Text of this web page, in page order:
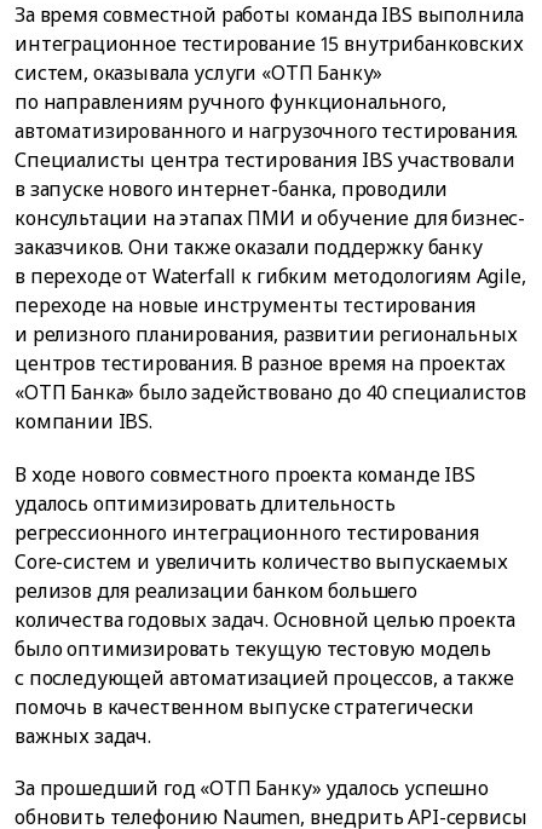
За время совместной работы команда IBS выполнила
интеграционное тестирование 15 внутрибанковских
систем, оказывала услуги «ОТП Банку»
по направлениям ручного функционального,
автоматизированного и нагрузочного тестирования.
Специалисты центра тестирования IBS участвовали
в запуске нового интернет-банка, проводили
консультации на этапах ПМИ и обучение для бизнес-
заказчиков. Они также оказали поддержку банку
в переходе от Waterfall к гибким методологиям Agile,
переходе на новые инструменты тестирования
и релизного планирования, развитии региональных
центров тестирования. В разное время на проектах
«ОТП Банка» было задействовано до 40 специалистов
компании IBS.
В ходе нового совместного проекта команде IBS
удалось оптимизировать длительность
регрессионного интеграционного тестирования
Core-систем и увеличить количество выпускаемых
релизов для реализации банком большего
количества годовых задач. Основной целью проекта
было оптимизировать текущую тестовую модель
с последующей автоматизацией процессов, а также
помочь в качественном выпуске стратегически
важных задач.
За прошедший год «ОТП Банку» удалось успешно
обновить телефонию Naumen, внедрить API-сервисы